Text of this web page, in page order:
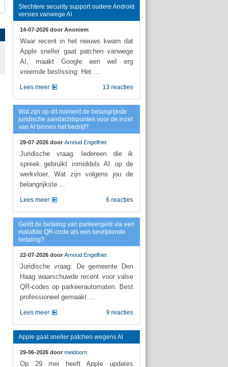
Slechtere security support oudere Android
versies vanwege AI
14-07-2026 door Anoniem
Waar recent in het nieuws kwam dat
Apple sneller gaat patchen vanwege
AI, maakt Google een wel erg
vreemde beslissing: Het ...
13 reacties
Lees meer
Wat zijn op dit moment de belangrijkste
juridische aandachtspunten voor de inzet
van AI binnen het bedrijf?
29-07-2026 door Arnoud Engelfriet
Juridische vraag: Iedereen die ik
spreek gebruikt inmiddels AI op de
werkvloer. Wat zijn volgens jou de
belangrijkste ...
6 reacties
Lees meer
Geldt de betaling van parkeergeld via een
malafide QR-code als een bevrijdende
betaling?
22-07-2026 door Arnoud Engelfriet
Juridische vraag: De gemeente Den
Haag waarschuwde recent voor valse
QR-codes op parkeerautomaten. Best
professioneel gemaakt ...
9 reacties
Lees meer
Apple gaat sneller patchen wegens AI
29-06-2026 door meidoorn
Op 29 mei heeft Apple updates